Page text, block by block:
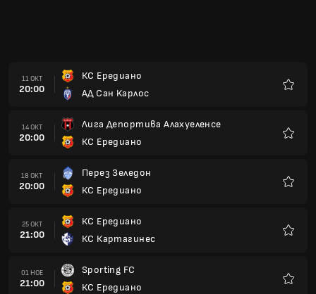
11 ОКТ
20:00
КС Ередиано
АД Сан Карлос
14 ОКТ
20:00
Лига Депортива Алахуеленсе
КС Ередиано
18 ОКТ
20:00
Перез Зеледон
КС Ередиано
25 ОКТ
21:00
КС Ередиано
КС Картагинес
01 НОЕ
21:00
Sporting FC
КС Ередиано